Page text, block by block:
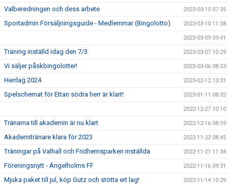
Valberedningen och dess arbete 2023-03-15 07:35
Sportadmin Försäljningsguide - Medlemmar (Bingolotto) 2023-03-10 11:58
2023-03-09 09:41
Träning inställd idag den 7/3 2023-03-07 10:29
Vi säljer påskbingolotter! 2023-03-06 08:53
Herrlag 2024 2023-02-12 13:31
Spelschemat för Ettan södra herr är klart! 2023-01-11 08:32
2022-12-27 10:10
Tränarna till akademin är nu klart 2022-12-16 08:59
Akademitränare klara för 2023 2022-11-22 08:45
Träningar på Valhall och Fridhemsparken inställda 2022-11-21 11:34
Föreningsnytt - Ängelholms FF 2022-11-16 09:31
Mjuka paket till jul, köp Gutz och stötta ert lag! 2022-11-14 10:29